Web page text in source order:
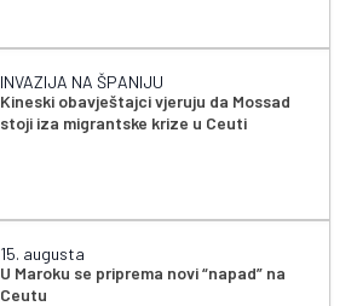
INVAZIJA NA ŠPANIJU
Kineski obavještajci vjeruju da Mossad
stoji iza migrantske krize u Ceuti
15. augusta
U Maroku se priprema novi “napad” na
Ceutu